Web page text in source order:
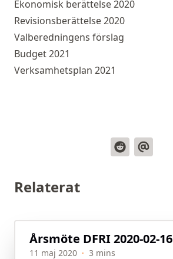
Ekonomisk berättelse 2020
Revisionsberättelse 2020
Valberedningens förslag
Budget 2021
Verksamhetsplan 2021
Relaterat
Årsmöte DFRI 2020-02-16
11 maj 2020 · 3 mins